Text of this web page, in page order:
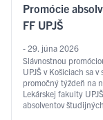
Promócie
FF UPJŠ
- 29. júna 2026
Slávnostnou
UPJŠ v Košiciach sa
promočný týždeň na
Lekárskej fakulty
absolventov